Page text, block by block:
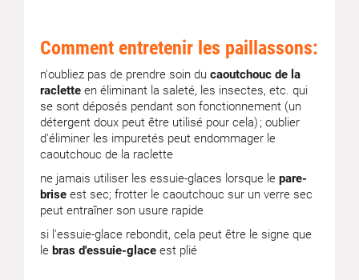
Comment entretenir les paillassons:
n'oubliez pas de prendre soin du caoutchouc de la
raclette en éliminant la saleté, les insectes, etc. qui
se sont déposés pendant son fonctionnement (un
détergent doux peut être utilisé pour cela) ; oublier
d'éliminer les impuretés peut endommager le
caoutchouc de la raclette
ne jamais utiliser les essuie-glaces lorsque le pare-
brise est sec; frotter le caoutchouc sur un verre sec
peut entraîner son usure rapide
si l'essuie-glace rebondit, cela peut être le signe que
le bras d'essuie-glace est plié